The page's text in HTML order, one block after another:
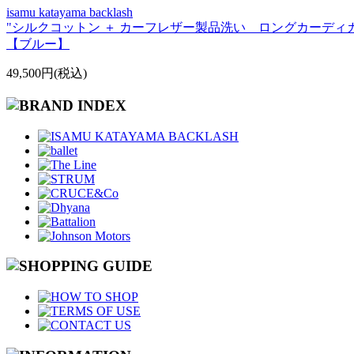
isamu katayama backlash
"シルクコットン ＋ カーフレザー製品洗い ロングカーディ
【ブルー】
49,500円(税込)